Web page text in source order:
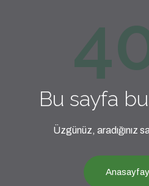
Bu sayfa
Üzgünüz, aradığınız